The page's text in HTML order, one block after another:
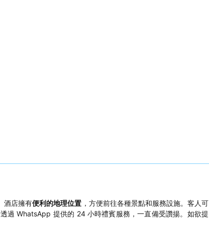
酒店擁有便利的地理位置 ，方便前往各種景點和服務設施。客人可
過 WhatsApp 提供的 24 小時禮賓服務，一直備受讚揚。如欲提